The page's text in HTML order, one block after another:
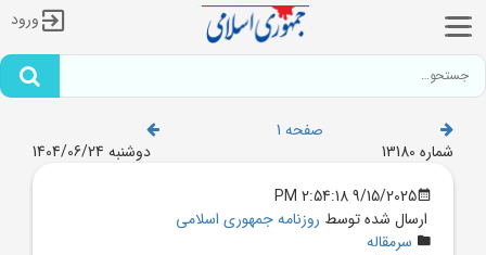
ورود
صفحه 1
شماره 13180
دوشنبه 1404/06/24
9/15/2025 2:54:18 PM
ارسال شده توسط روزنامه جمهوری اسلامی
سرمقاله